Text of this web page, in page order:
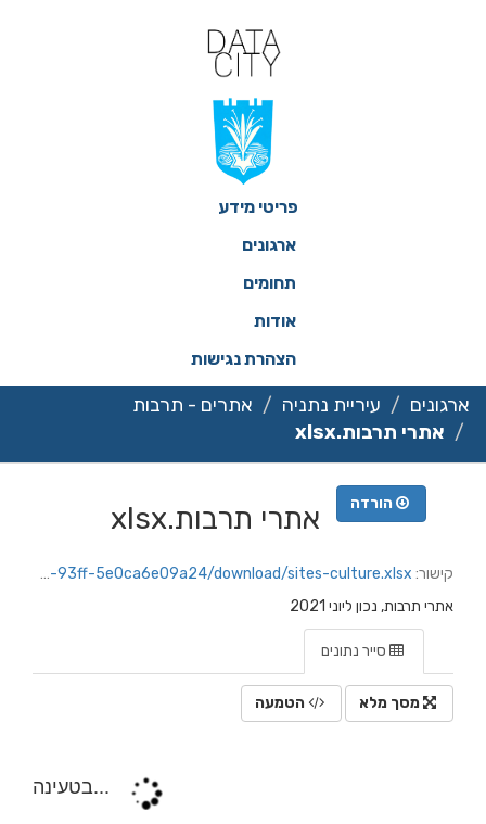
פריטי מידע
ארגונים
תחומים
אודות
הצהרת נגישות
ארגונים עיריית נתניה
אתרים - תרבות
אתרי תרבות.xlsx
הורדה אתרי תרבות.xlsx
קישור: https://netanya.datacity.org.il/dataset/03c15bd4-ce23-418e-8be5-9f027fd66036/resource/06ea2857-c472-48bb-93ff-5e0ca6e09a24/download/sites-culture.xlsx
אתרי תרבות, נכון ליוני 2021
סייר נתונים
מסך מלא הטמעה